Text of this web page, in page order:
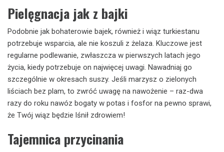
Pielęgnacja jak z bajki
Podobnie jak bohaterowie bajek, również i wiąz turkiestanu
potrzebuje wsparcia, ale nie koszuli z żelaza. Kluczowe jest
regularne podlewanie, zwłaszcza w pierwszych latach jego
życia, kiedy potrzebuje on najwięcej uwagi. Nawadniaj go
szczególnie w okresach suszy. Jeśli marzysz o zielonych
liściach bez plam, to zwróć uwagę na nawożenie – raz-dwa
razy do roku nawóz bogaty w potas i fosfor na pewno sprawi,
że Twój wiąz będzie lśnił zdrowiem!
Tajemnica przycinania